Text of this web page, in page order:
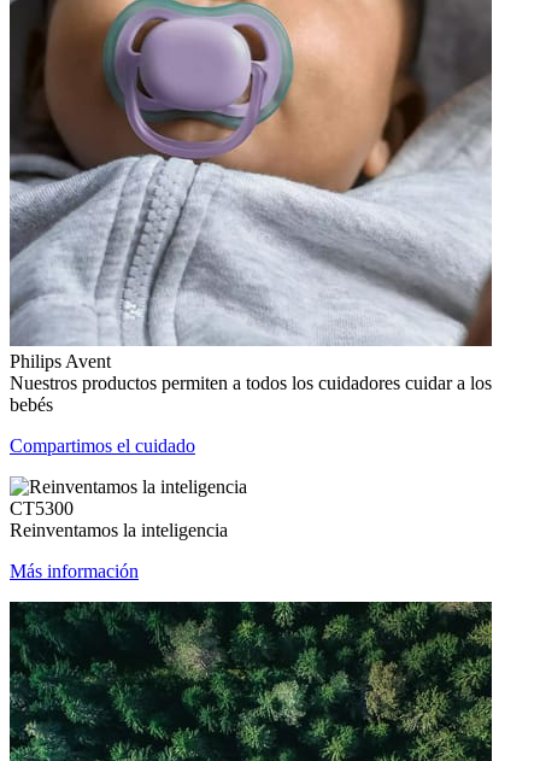
Philips Avent
Nuestros productos permiten a todos los cuidadores cuidar a los
bebés
Compartimos el cuidado
CT5300
Reinventamos la inteligencia
Más información